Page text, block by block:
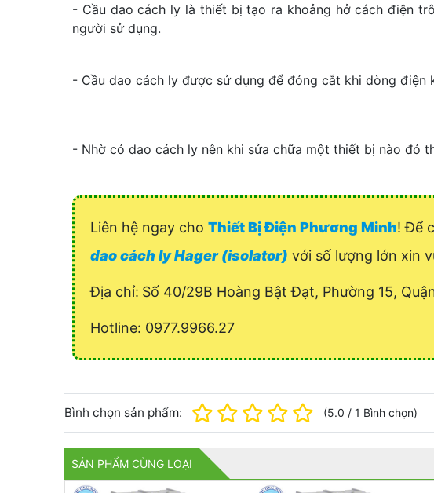
- Cầu dao cách ly là thiết bị tạo ra khoảng hở cách điện
người sử dụng.
- Cầu dao cách ly được sử dụng để đóng cắt khi dòng điện
- Nhờ có dao cách ly nên khi sửa chữa một thiết bị nào đó
Liên hệ ngay cho Thiết Bị Điện Phương Minh! Để
dao cách ly Hager (isolator) với số lượng lớn xin
Địa chỉ: Số 40/29B Hoàng Bật Đạt, Phường 15,
Hotline: 0977.9966.27
Bình chọn sản phẩm: (5.0 / 1 Bình chọn)
SẢN PHẨM CÙNG LOẠI